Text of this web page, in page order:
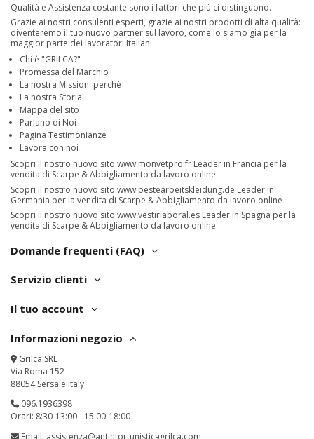
Qualità e Assistenza costante sono i fattori che più ci distinguono.
Grazie ai nostri consulenti esperti, grazie ai nostri prodotti di alta qualità:
diventeremo il tuo nuovo partner sul lavoro, come lo siamo già per la
maggior parte dei lavoratori Italiani.
Chi è "GRILCA?"
Promessa del Marchio
La nostra Mission: perchè
La nostra Storia
Mappa del sito
Parlano di Noi
Pagina Testimonianze
Lavora con noi
Scopri il nostro nuovo sito www.monvetpro.fr Leader in Francia per la
vendita di Scarpe & Abbigliamento da lavoro online
Scopri il nostro nuovo sito www.bestearbeitskleidung.de Leader in
Germania per la vendita di Scarpe & Abbigliamento da lavoro online
Scopri il nostro nuovo sito www.vestirlaboral.es Leader in Spagna per la
vendita di Scarpe & Abbigliamento da lavoro online
Domande frequenti (FAQ)
Servizio clienti
Il tuo account
Informazioni negozio
Grilca SRL
Via Roma 152
88054 Sersale Italy
096.1936398
Orari: 8:30-13:00 - 15:00-18:00
Email: assistenza@antinfortunisticagrilca.com